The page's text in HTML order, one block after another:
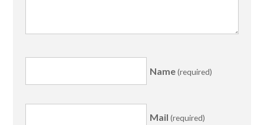
Name(required)
Mail (required)